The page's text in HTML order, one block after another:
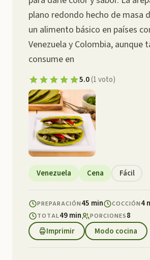
plano redondo hecho de masa
un alimento básico en países
Venezuela y Colombia, aunque
consume en
5.0(1voto)
Venezuela Cena Fácil
PREPARACIÓN45 min COCCIÓN4
TOTAL49 min PORCIONES8
Imprimir
Modo cocina